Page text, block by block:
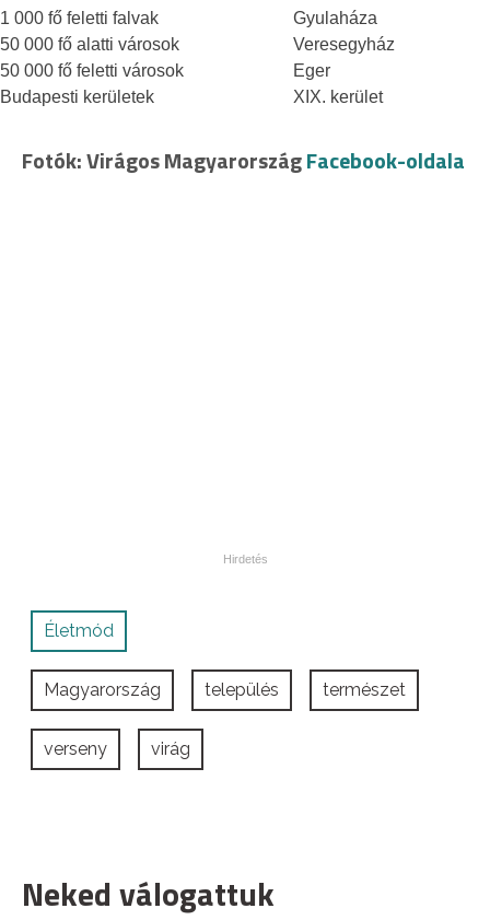
1 000 fő feletti falvak
Gyulaháza
50 000 fő alatti városok
Veresegyház
50 000 fő feletti városok
Eger
Budapesti kerületek
XIX. kerület
Fotók: Virágos MagyarországFacebook-oldala
Életmód
Magyarország település természet
verseny virág
Neked válogattuk